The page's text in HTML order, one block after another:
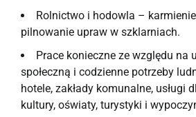
Rolnictwo i hodowla –
pilnowanie upraw w szklarniach.
Prace konieczne ze względu na
społeczną i codzienne potrzeby
hotele, zakłady komunalne, usługi
kultury, oświaty, turystyki i